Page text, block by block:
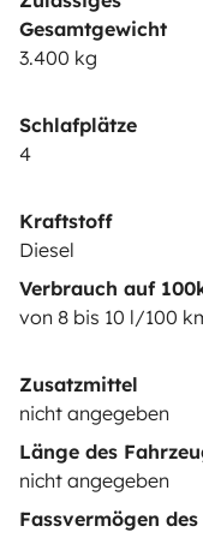
Gesamtgewicht
3.400 kg
Schlafplätze
4
Kraftstoff
Diesel
Verbrauch auf
von 8 bis 10 l/100
Zusatzmittel
nicht angegeben
Länge des
nicht angegeben
Fassvermögen des
Mietversicherung
Mietpannenhilfe
Sichere